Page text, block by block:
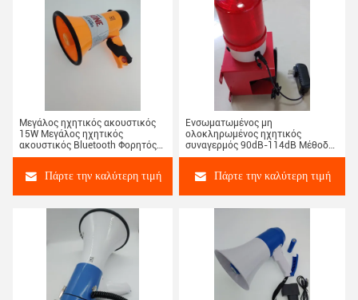
Μεγάλος ηχητικός ακουστικός
15W Μεγάλος ηχητικός
ακουστικός Bluetooth Φορητός
και διάρκεια ζωής της
μέτραΠάρτε την καλύτερη τιμή
Ενσωματωμένος μη
ολοκληρωμένος ηχητικός
συναγερμός 90dB-114dB Μέθοδος
προειδοποίησης Ηχητικό φως
Πάρτε την καλύτερη τιμή